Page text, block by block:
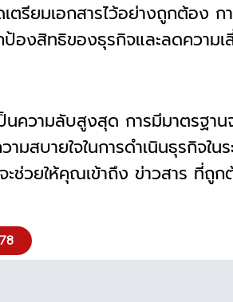
ยมเอกสารไว้อย่างถูกต้อง กา
องสิทธิของธุรกิจและลดความเ
ความลับสูงสุด การมีมาตรฐาน
บายใจในการดำเนินธุรกิจในร
วยให้คุณเข้าถึง ข่าวสาร ที่ถูก